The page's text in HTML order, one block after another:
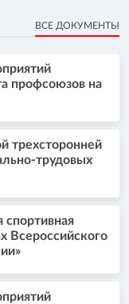
ВСЕ ДОКУМЕНТЫ
профсоюзов на
трехсторонней
трудовых
спортивная
Всероссийского